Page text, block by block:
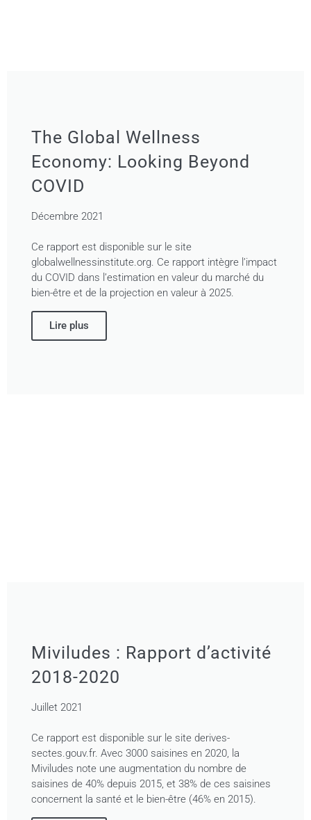
The Global Wellness
Economy: Looking Beyond
COVID
Décembre 2021
Ce rapport est disponible sur le site
globalwellnessinstitute.org. Ce rapport intègre l’impact
du COVID dans l’estimation en valeur du marché du
bien-être et de la projection en valeur à 2025.
Lire plus
Miviludes : Rapport d’activité
2018-2020
Juillet 2021
Ce rapport est disponible sur le site derives-
sectes.gouv.fr. Avec 3000 saisines en 2020, la
Miviludes note une augmentation du nombre de
saisines de 40% depuis 2015, et 38% de ces saisines
concernent la santé et le bien-être (46% en 2015).